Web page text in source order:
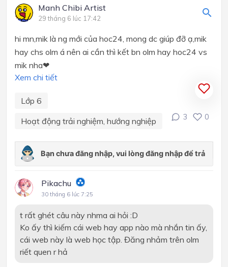
Manh Chibi Artist
29 tháng 6 lúc 17:42
hi mn,mik là ng mới của hoc24, mong dc giúp đỡ ạ,mik
hay chs olm á nên ai cần thì kết bn olm hay hoc24 vs
mik nha❤
Xem chi tiết
Lớp 6
Hoạt động trải nghiệm, hướng nghiệp
3 0
Pikachu
30 tháng 6 lúc 7:25
t rất ghét câu này nhma ai hỏi :D
Ko ấy thì kiếm cái web hay app nào mà nhắn tin ấy,
cái web này là web học tập. Đăng nhảm trên olm
riết quen r hả